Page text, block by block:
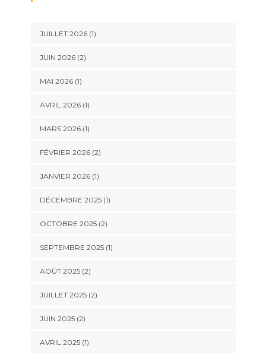
JUILLET 2026(1)
JUIN 2026(2)
MAI 2026(1)
AVRIL 2026(1)
MARS 2026(1)
FÉVRIER 2026(2)
JANVIER 2026(1)
DÉCEMBRE 2025(1)
OCTOBRE 2025(2)
SEPTEMBRE 2025(1)
AOÛT 2025(2)
JUILLET 2025(2)
JUIN 2025(2)
AVRIL 2025(1)